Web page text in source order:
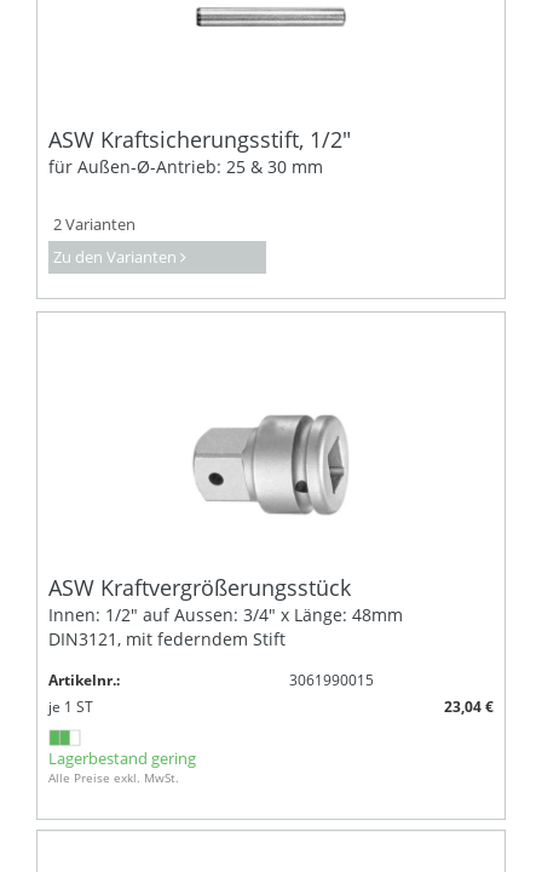
ASW Kraftsicherungsstift, 1/2"
für Außen-Ø-Antrieb: 25 & 30 mm
2 Varianten
Zu den Varianten
ASW Kraftvergrößerungsstück
Innen: 1/2" auf Aussen: 3/4" x Länge: 48mm
DIN3121, mit federndem Stift
Artikelnr.:
3061990015
je 1 ST 23,04 €
Lagerbestand gering
Alle Preise exkl. MwSt.